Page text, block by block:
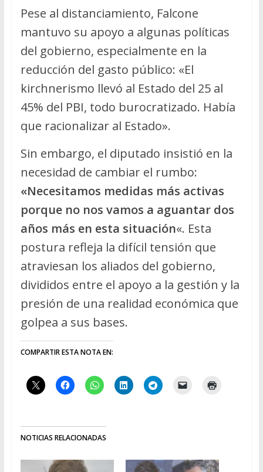
Pese al distanciamiento, Falcone
mantuvo su apoyo a algunas políticas
del gobierno, especialmente en la
reducción del gasto público: «El
kirchnerismo llevó al Estado del 25 al
45% del PBI, todo burocratizado. Había
que racionalizar al Estado».
Sin embargo, el diputado insistió en la
necesidad de cambiar el rumbo:
«Necesitamos medidas más activas
porque no nos vamos a aguantar dos
años más en esta situación«. Esta
postura refleja la difícil tensión que
atraviesan los aliados del gobierno,
divididos entre el apoyo a la gestión y la
presión de una realidad económica que
golpea a sus bases.
COMPARTIR ESTA NOTA EN:
NOTICIAS RELACIONADAS